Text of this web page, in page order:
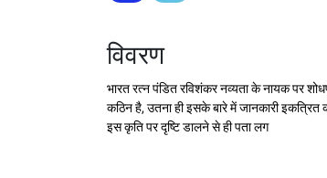
विवरण
भारत रत्न पंडित रविशंकर नव्यता के नायक पर
कठिन है, उतना ही इसके बारे में जानकारी इकत्रित
इस कृति पर दृष्टि डालने से ही पता लग